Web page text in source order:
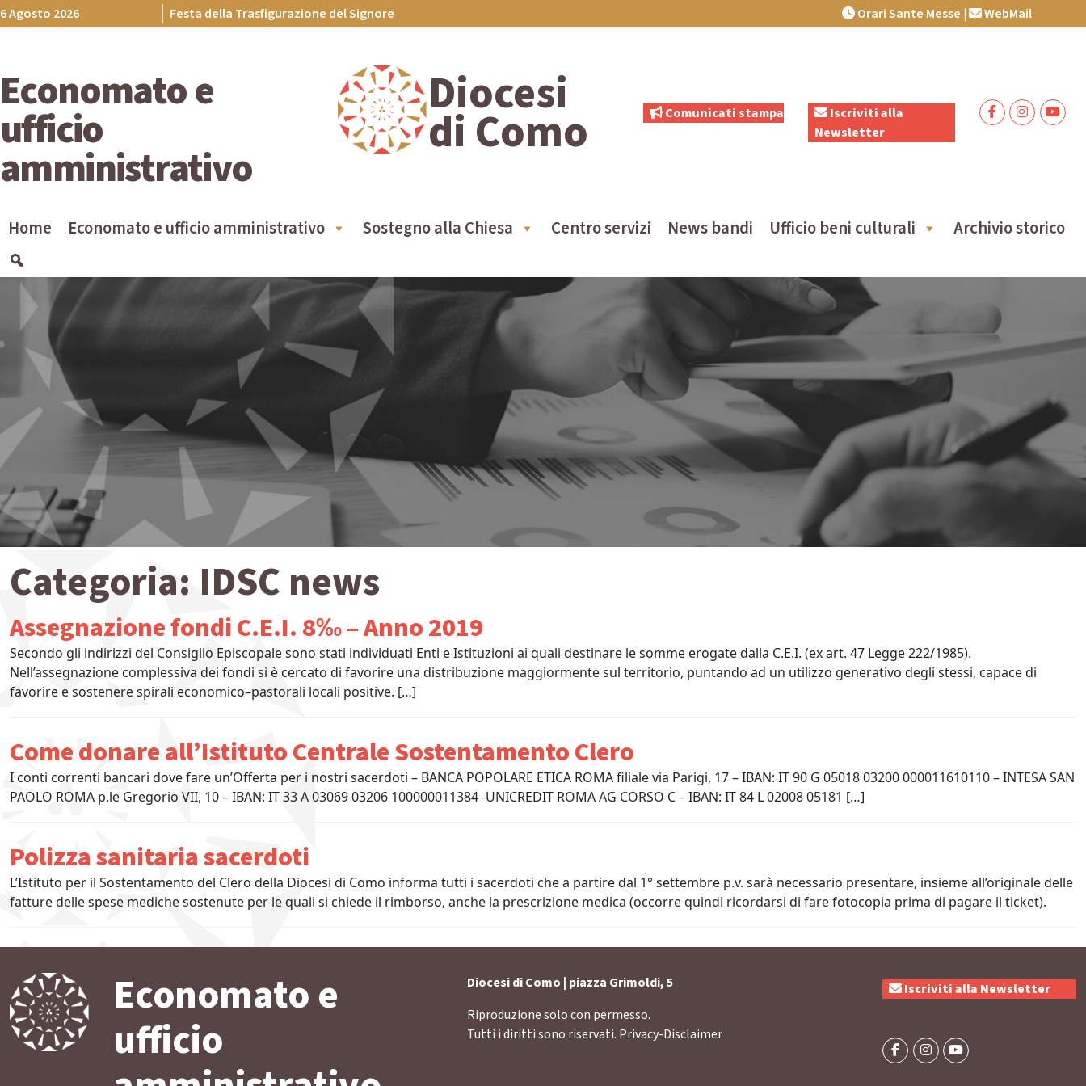
Skip
to
6 Agosto 2026 Festa della Trasfigurazione del Signore Orari Sante Messe | WebMail
Economato e
ufficio
amministrativo
Diocesi
di Como Comunicati stampa
Iscriviti alla
Newsletter
Home Economato e ufficio amministrativo Sostegno alla Chiesa Centro servizi News bandi Ufficio beni culturali Archivio storico
Categoria: IDSC news
Assegnazione fondi C.E.I. 8‰ – Anno 2019
Secondo gli indirizzi del Consiglio Episcopale sono stati individuati Enti e Istituzioni ai quali destinare le somme erogate dalla C.E.I. (ex art. 47 Legge 222/1985).
Nell’assegnazione complessiva dei fondi si è cercato di favorire una distribuzione maggiormente sul territorio, puntando ad un utilizzo generativo degli stessi, capace di
favorire e sostenere spirali economico–pastorali locali positive. […]
Come donare all’Istituto Centrale Sostentamento Clero
I conti correnti bancari dove fare un’Offerta per i nostri sacerdoti – BANCA POPOLARE ETICA ROMA filiale via Parigi, 17 – IBAN: IT 90 G 05018 03200 000011610110 – INTESA SAN
PAOLO ROMA p.le Gregorio VII, 10 – IBAN: IT 33 A 03069 03206 100000011384 -UNICREDIT ROMA AG CORSO C – IBAN: IT 84 L 02008 05181 […]
Polizza sanitaria sacerdoti
L’Istituto per il Sostentamento del Clero della Diocesi di Como informa tutti i sacerdoti che a partire dal 1° settembre p.v. sarà necessario presentare, insieme all’originale delle
fatture delle spese mediche sostenute per le quali si chiede il rimborso, anche la prescrizione medica (occorre quindi ricordarsi di fare fotocopia prima di pagare il ticket).
Economato e
ufficio
Diocesi di Como | piazza Grimoldi, 5
Riproduzione solo con permesso.
Tutti i diritti sono riservati. Privacy-Disclaimer
Iscriviti alla Newsletter